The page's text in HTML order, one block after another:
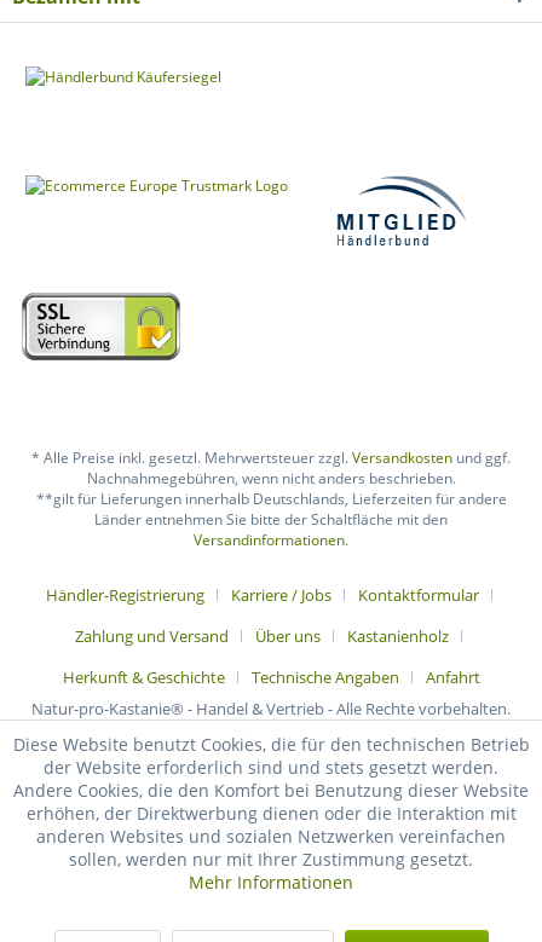
* Alle Preise inkl. gesetzl. Mehrwertsteuer zzgl.Versandkosten und ggf.
Nachnahmegebühren, wenn nicht anders beschrieben.
**gilt für Lieferungen innerhalb Deutschlands, Lieferzeiten für andere
Länder entnehmen Sie bitte der Schaltfläche mit den
Versandinformationen.
Händler-Registrierung Karriere / Jobs
Kontaktformular
Zahlung und Versand
Über uns
Kastanienholz
Herkunft & Geschichte
Technische Angaben
Anfahrt
Natur-pro-Kastanie® - Handel & Vertrieb - Alle Rechte vorbehalten.
Diese Website benutzt Cookies, die für den technischen Betrieb
der Website erforderlich sind und stets gesetzt werden.
Andere Cookies, die den Komfort bei Benutzung dieser Website
erhöhen, der Direktwerbung dienen oder die Interaktion mit
anderen Websites und sozialen Netzwerken vereinfachen
sollen, werden nur mit Ihrer Zustimmung gesetzt.
Mehr Informationen